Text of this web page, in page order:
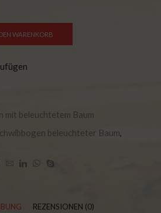
WARENKORB
mit beleuchtetem Baum
beleuchteter Baum,
REZENSIONEN (0)